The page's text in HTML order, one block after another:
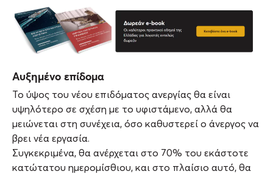
Αυξημένο επίδομα
Το ύψος του νέου επιδόματος ανεργίας θα είναι
υψηλότερο σε σχέση με το υφιστάμενο, αλλά θα
μειώνεται στη συνέχεια, όσο καθυστερεί ο άνεργος να
βρει νέα εργασία.
Συγκεκριμένα, θα ανέρχεται στο 70% του εκάστοτε
κατώτατου ημερομίσθιου, και στο πλαίσιο αυτό, θα